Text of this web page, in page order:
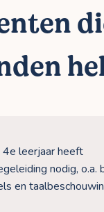
4e leerjaar heeft
nodig, o.a.
en